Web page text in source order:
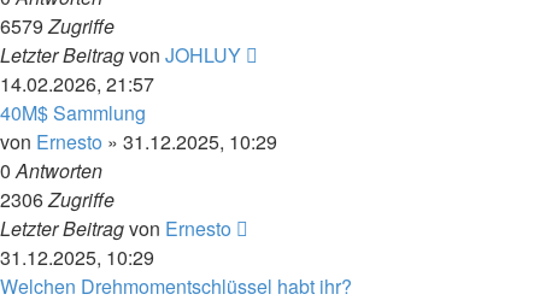
6579Zugriffe
Letzter Beitragvon JOHLUY
14.02.2026, 21:57
40M$ Sammlung
von Ernesto » 31.12.2025, 10:29
0Antworten
2306Zugriffe
Letzter Beitragvon Ernesto
31.12.2025, 10:29
Welchen Drehmomentschlüssel habt ihr?